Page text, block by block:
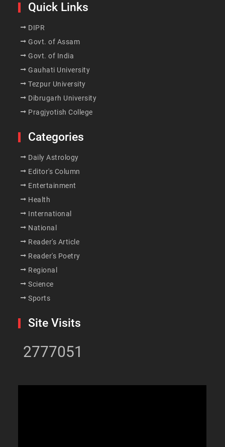
Quick Links
DIPR
Govt. of Assam
Govt. of India
Gauhati University
Tezpur University
Dibrugarh University
Pragjyotish College
Categories
Daily Astrology
Editor's Column
Entertainment
Health
International
National
Reader's Article
Reader's Poetry
Regional
Science
Sports
Site Visits
2777051